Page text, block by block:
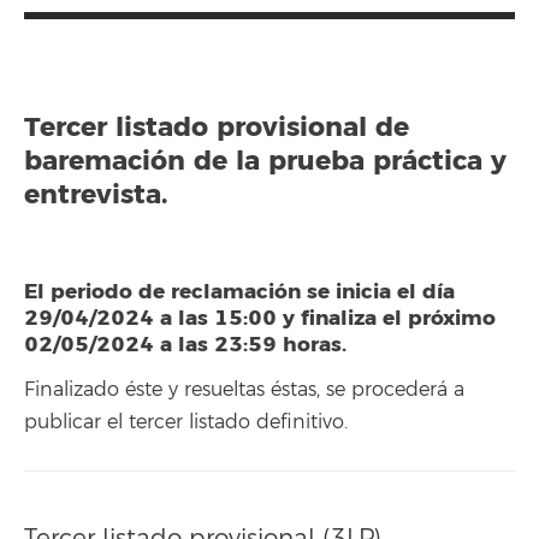
Tercer listado provisional de
baremación de la prueba práctica y
entrevista.
El periodo de reclamación se inicia el día
29/04/2024 a las 15:00 y finaliza el próximo
02/05/2024 a las 23:59 horas.
Finalizado éste y resueltas éstas, se procederá a
publicar el tercer listado definitivo.